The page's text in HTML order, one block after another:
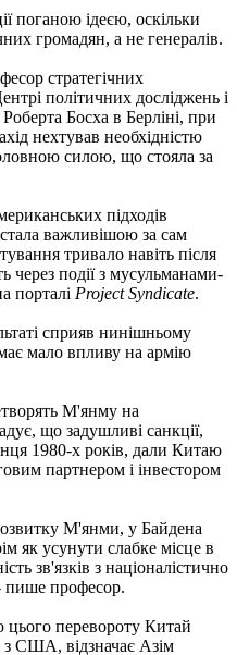
поганою ідеєю, оскільки
громадян, а не генералів.
стратегічних
політичних досліджень і
Босха в Берліні, при
нехтував необхідністю
силою, що стояла за
підходів
важливішою за сам
тривало навіть після
через події з мусульманами-
порталі Project Syndicate.
сприяв нинішньому
мало впливу на армію
М'янму на
що задушливі санкції,
1980-х років, дали Китаю
партнером і інвестором
М'янми, у Байдена
як усунути слабке місце в
зв'язків з націоналістично
пише професор.
перевороту Китай
з США, відзначає Азім